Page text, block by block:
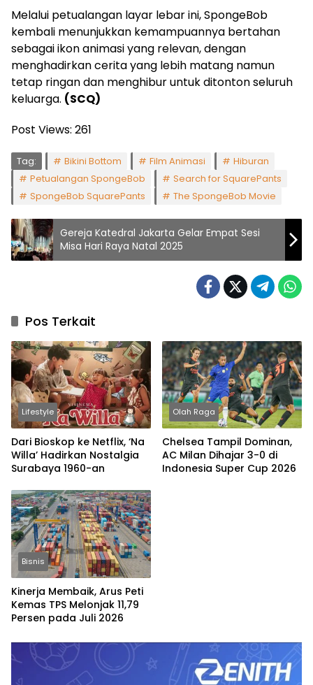
Melalui petualangan layar lebar ini, SpongeBob
kembali menunjukkan kemampuannya bertahan
sebagai ikon animasi yang relevan, dengan
menghadirkan cerita yang lebih matang namun
tetap ringan dan menghibur untuk ditonton seluruh
keluarga. (SCQ)
Post Views: 261
Tag: Bikini Bottom Film Animasi
Hiburan
Petualangan SpongeBob
Search for SquarePants
SpongeBob SquarePants
The SpongeBob Movie
Gereja Katedral Jakarta Gelar Empat Sesi
Misa Hari Raya Natal 2025
Pos Terkait
Lifestyle
Dari Bioskop ke Netflix, ‘Na
Willa’ Hadirkan Nostalgia
Surabaya 1960-an
Olah Raga
Chelsea Tampil Dominan,
AC Milan Dihajar 3-0 di
Indonesia Super Cup 2026
Bisnis
Kinerja Membaik, Arus Peti
Kemas TPS Melonjak 11,79
Persen pada Juli 2026